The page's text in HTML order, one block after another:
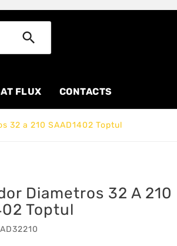

FLUX CONTACTS
32 a 210 SAAD1402 Toptul
Diametros 32 A 210
Toptul